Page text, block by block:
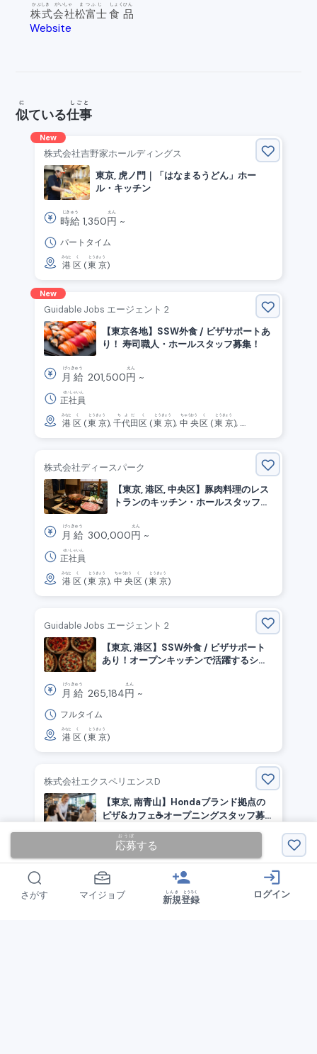
応募
おうぼ
する
株式
かぶしき
会社
がいしゃ
松富士
まつふじ
食品
しょくひん
Website
似
に
ている仕事
しごと
New
株式会社吉野家ホールディングス
東京, 虎ノ門｜「はなまるうどん」ホー
ル・キッチン
時給
じきゅう
1,350円
えん
~
パートタイム
港
みなと
区
く
(東京
とうきょう
)
New
Guidable Jobs エージェント 2
【東京各地】SSW外食 / ビザサポートあ
り！ 寿司職人・ホールスタッフ募集！
月給
げっきゅう
201,500円
えん
~
正社員
せいしゃいん
港
みなと
区
く
(東京
とうきょう
),千代田
ちよだ
区
く
(東京
とうきょう
), 中央
ちゅうおう
区
く
(東京
とうきょう
), ....
株式会社ディースパーク
【東京, 港区, 中央区】豚肉料理のレス
トランのキッチン・ホールスタッフ募
月給
げっきゅう
300,000円
えん
~
正社員
せいしゃいん
港
みなと
区
く
(東京
とうきょう
), 中央
ちゅうおう
区
く
(東京
とうきょう
)
Guidable Jobs エージェント 2
【東京, 港区】SSW外食 / ビザサポート
あり！オープンキッチンで活躍するシェ
月給
げっきゅう
265,184円
えん
~
フルタイム
港
みなと
区
く
(東京
とうきょう
)
株式会社エクスペリエンスD
【東京, 南青山】Hondaブランド拠点の
ピザ&カフェ☕️オープニングスタッフ募
集！
310,000円
えん
~
けいやくしゃいん
区(東京 )
さがす マイジョブ
person_add
新規
しんき
登録
とうろく
login
ログイン